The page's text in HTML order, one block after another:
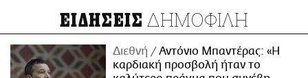
ΕΙΔΗΣΕΙΣ ΔΗΜΟΦΙΛΗ
Διεθνή
Αντόνιο Μπαντέρας: «Η
καρδιακή προσβολή ήταν το